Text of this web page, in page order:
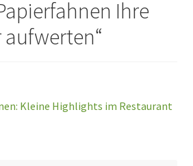
Ihre
aufwerten“
Kleine Highlights im Restaurant